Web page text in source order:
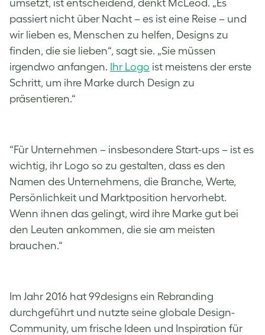
umsetzt, ist entscheidend, denkt McLeod. „Es
passiert nicht über Nacht – es ist eine Reise – und
wir lieben es, Menschen zu helfen, Designs zu
finden, die sie lieben“, sagt sie. „Sie müssen
irgendwo anfangen. Ihr Logo ist meistens der erste
Schritt, um ihre Marke durch Design zu
präsentieren.“
“Für Unternehmen – insbesondere Start-ups – ist es
wichtig, ihr Logo so zu gestalten, dass es den
Namen des Unternehmens, die Branche, Werte,
Persönlichkeit und Marktposition hervorhebt.
Wenn ihnen das gelingt, wird ihre Marke gut bei
den Leuten ankommen, die sie am meisten
brauchen.“
Im Jahr 2016 hat 99designs ein Rebranding
durchgeführt und nutzte seine globale Design-
Community, um frische Ideen und Inspiration für